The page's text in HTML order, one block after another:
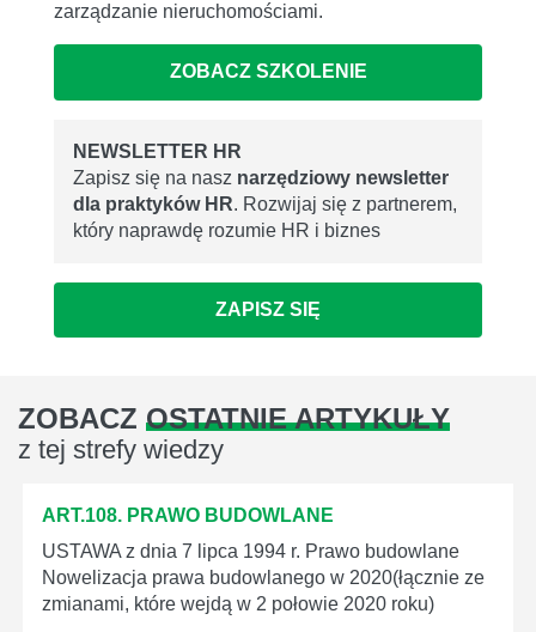
zarządzanie nieruchomościami.
ZOBACZ SZKOLENIE
NEWSLETTER HR
Zapisz się na nasz narzędziowy newsletter
dla praktyków HR. Rozwijaj się z partnerem,
który naprawdę rozumie HR i biznes
ZAPISZ SIĘ
ZOBACZ OSTATNIE ARTYKUŁY
z tej strefy wiedzy
ART.108. PRAWO BUDOWLANE
USTAWA z dnia 7 lipca 1994 r. Prawo budowlane
Nowelizacja prawa budowlanego w 2020(łącznie ze
zmianami, które wejdą w 2 połowie 2020 roku)